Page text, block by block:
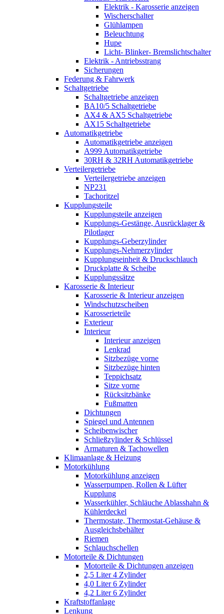
Elektrik - Karosserie anzeigen
Wischerschalter
Glühlampen
Beleuchtung
Hupe
Licht- Blinker- Bremslichtschalter
Elektrik - Antriebsstrang
Sicherungen
Federung & Fahrwerk
Schaltgetriebe
Schaltgetriebe anzeigen
BA10/5 Schaltgetriebe
AX4 & AX5 Schaltgetriebe
AX15 Schaltgetriebe
Automatikgetriebe
Automatikgetriebe anzeigen
A999 Automatikgetriebe
30RH & 32RH Automatikgetriebe
Verteilergetriebe
Verteilergetriebe anzeigen
NP231
Tachoritzel
Kupplungsteile
Kupplungsteile anzeigen
Kupplungs-Gestänge, Ausrücklager &
Pilotlager
Kupplungs-Geberzylinder
Kupplungs-Nehmerzylinder
Kupplungseinheit & Druckschlauch
Druckplatte & Scheibe
Kupplungssätze
Karosserie & Interieur
Karosserie & Interieur anzeigen
Windschutzscheiben
Karosserieteile
Exterieur
Interieur
Interieur anzeigen
Lenkrad
Sitzbezüge vorne
Sitzbezüge hinten
Teppichsatz
Sitze vorne
Rücksitzbänke
Fußmatten
Dichtungen
Spiegel und Antennen
Scheibenwischer
Schließzylinder & Schlüssel
Armaturen & Tachowellen
Klimaanlage & Heizung
Motorkühlung
Motorkühlung anzeigen
Wasserpumpen, Rollen & Lüfter
Kupplung
Wasserkühler, Schläuche Ablasshahn &
Kühlerdeckel
Thermostate, Thermostat-Gehäuse &
Ausgleichsbehälter
Riemen
Schlauchschellen
Motorteile & Dichtungen
Motorteile & Dichtungen anzeigen
2,5 Liter 4 Zylinder
4,0 Liter 6 Zylinder
4,2 Liter 6 Zylinder
Kraftstoffanlage
Lenkung